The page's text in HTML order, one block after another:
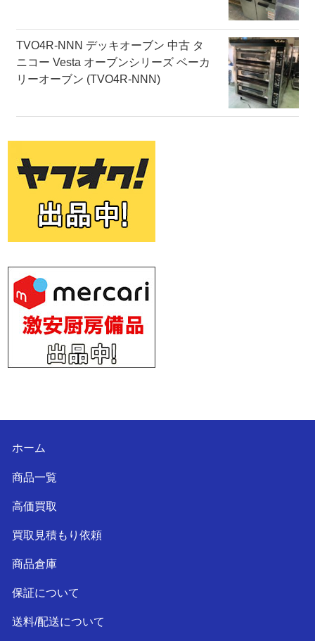
TVO4R-NNN デッキオーブン 中古 タ
ニコー Vesta オーブンシリーズ ベーカ
リーオーブン (TVO4R-NNN)
ホーム
商品一覧
高価買取
買取見積もり依頼
商品倉庫
保証について
送料/配送について